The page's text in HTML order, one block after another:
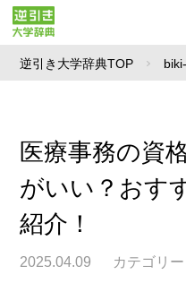
逆引き大学辞典TOP
医療事務の資
がいい？おす
紹介！
2025.04.09 カテゴリ